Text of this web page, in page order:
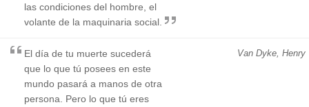
las condiciones del hombre, el
volante de la maquinaria social.
Van Dyke, Henry
El día de tu muerte sucederá
que lo que tú posees en este
mundo pasará a manos de otra
persona. Pero lo que tú eres